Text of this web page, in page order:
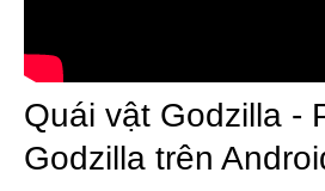
Quái vật Godzilla -
Godzilla trên